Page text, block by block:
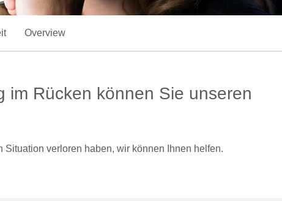
Overview
im Rücken können Sie unseren
verloren haben, wir können Ihnen helfen.